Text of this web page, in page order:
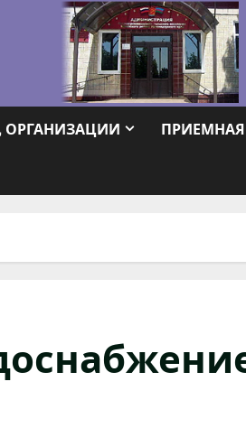
ОРГАНИЗАЦИИ